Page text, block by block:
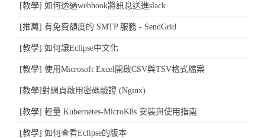
覽
器
工
具-
Octotree〉
中
[教學] 如何透過webhook將訊息送進slack
[推薦] 有免費額度的 SMTP 服務 - SendGrid
[教學] 如何讓Eclipse中文化
[教學] 使用Microsoft Excel開啟CSV與TSV格式檔案
[教學]對網頁啟用密碼驗證 (Nginx)
[教學] 輕量 Kubernetes-MicroK8s 安裝與使用指南
[教學] 如何查看Eclipse的版本